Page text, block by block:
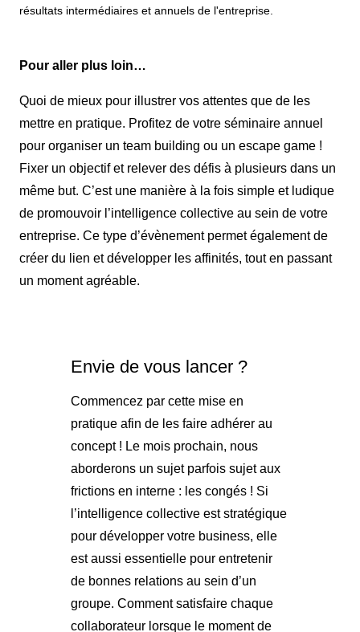
résultats intermédiaires et annuels de l'entreprise.
Pour aller plus loin…
Quoi de mieux pour illustrer vos attentes que de les
mettre en pratique. Profitez de votre séminaire annuel
pour organiser un team building ou un escape game !
Fixer un objectif et relever des défis à plusieurs dans un
même but. C’est une manière à la fois simple et ludique
de promouvoir l’intelligence collective au sein de votre
entreprise. Ce type d’évènement permet également de
créer du lien et développer les affinités, tout en passant
un moment agréable.
Envie de vous lancer ?
Commencez par cette mise en
pratique afin de les faire adhérer au
concept ! Le mois prochain, nous
aborderons un sujet parfois sujet aux
frictions en interne : les congés ! Si
l’intelligence collective est stratégique
pour développer votre business, elle
est aussi essentielle pour entretenir
de bonnes relations au sein d’un
groupe. Comment satisfaire chaque
collaborateur lorsque le moment de